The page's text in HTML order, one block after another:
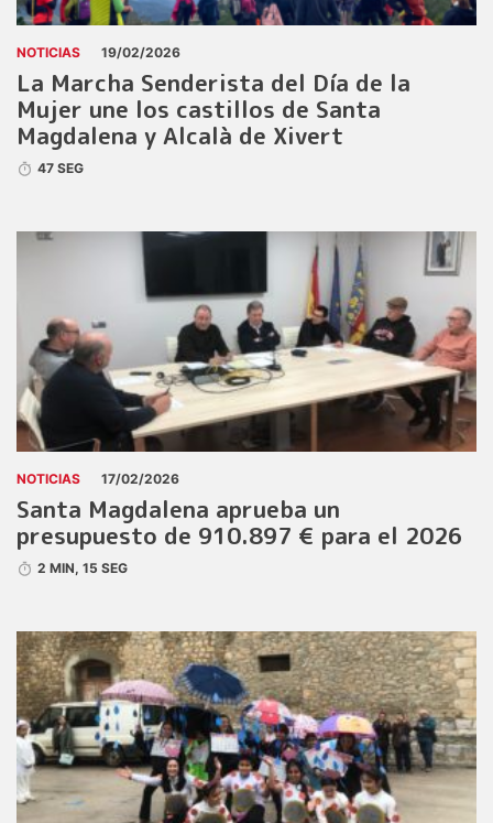
NOTICIAS 19/02/2026
La Marcha Senderista del Día de la
Mujer une los castillos de Santa
Magdalena y Alcalà de Xivert
47 SEG
NOTICIAS 17/02/2026
Santa Magdalena aprueba un
presupuesto de 910.897 € para el 2026
2 MIN, 15 SEG